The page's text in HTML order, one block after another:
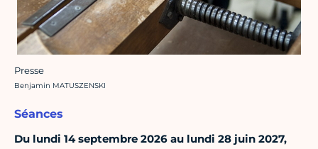
Presse
Crédit photo :
Benjamin MATUSZENSKI
Séances
Du lundi 14 septembre 2026 au lundi 28 juin 2027,